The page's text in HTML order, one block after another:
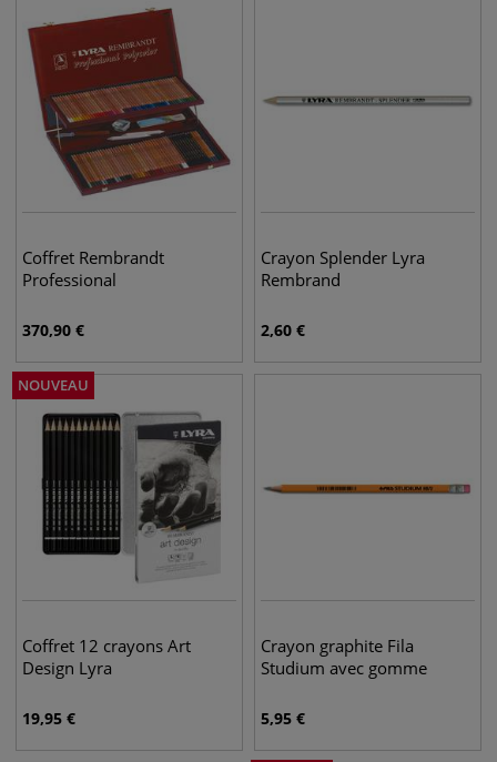
Coffret Rembrandt
Professional
370,90 €
Crayon Splender Lyra
Rembrand
2,60 €
NOUVEAU
Coffret 12 crayons Art
Design Lyra
19,95 €
Crayon graphite Fila
Studium avec gomme
5,95 €